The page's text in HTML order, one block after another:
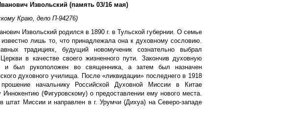
Извольский (память 03/16 мая)
Краю, дело П-94276)
Извольский родился в 1890 г. в Тульской губернии. О семье
лишь то, что принадлежала она к духовному сословию.
традициях, будущий новомученик сознательно выбрал
в качестве своего жизненного пути. Закончив духовную
и был рукоположен во священника, а затем был назначен
духовного училища. После «ликвидации» последнего в 1918
начальнику Российской Духовной Миссии в Китае
Иннокентию (Фигуровскому) о предоставлении ему нового места.
штат Миссии и направлен в г. Урумчи (Дихуа) на Северо-западе